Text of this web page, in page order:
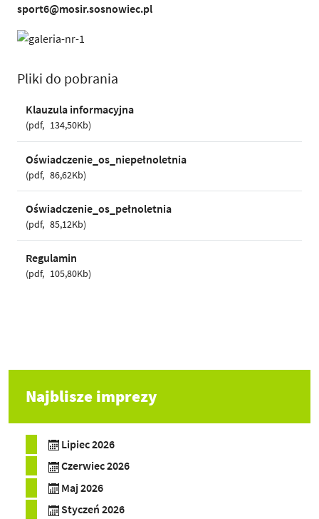
sport6@mosir.sosnowiec.pl
Pliki do pobrania
Klauzula informacyjna
pdf 134,50Kb
Oświadczenie_os_niepełnoletnia
pdf 86,62Kb
Oświadczenie_os_pełnoletnia
pdf 85,12Kb
Regulamin
pdf 105,80Kb
Najblisze imprezy
Lipiec 2026
Czerwiec 2026
Maj 2026
Styczeń 2026